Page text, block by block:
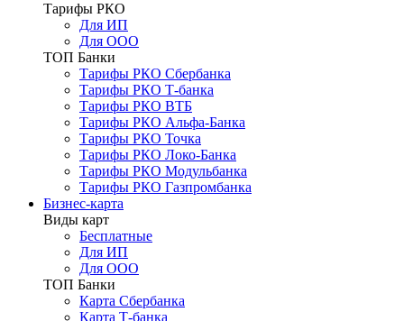
Тарифы РКО
Для ИП
Для ООО
ТОП Банки
Тарифы РКО Сбербанка
Тарифы РКО Т-банка
Тарифы РКО ВТБ
Тарифы РКО Альфа-Банка
Тарифы РКО Точка
Тарифы РКО Локо-Банка
Тарифы РКО Модульбанка
Тарифы РКО Газпромбанка
Бизнес-карта
Виды карт
Бесплатные
Для ИП
Для ООО
ТОП Банки
Карта Сбербанка
Карта Т-банка